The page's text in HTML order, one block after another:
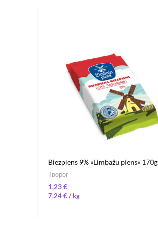
Biezpiens 9% «Limbažu piens» 170g
Творог
€
7,24€/